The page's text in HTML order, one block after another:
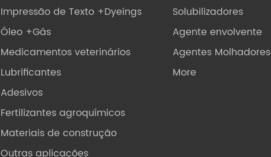
Impressão de Texto +Dyeings
Óleo +Gás
Medicamentos veterinários
Lubrificantes
Adesivos
Fertilizantes agroquímicos
Materiais de construção
Outras aplicações
Solubilizadores
Agente envolvente
Agentes Molhadores
More